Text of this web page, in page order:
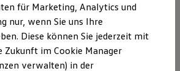
und Hersteller finden
entdecken & konfigurieren
& Behörden
GmbH
&
für Marketing, Analytics und
nur, wenn Sie uns Ihre
Diese können Sie jederzeit mit
Zukunft im Cookie Manager
verwalten) in der